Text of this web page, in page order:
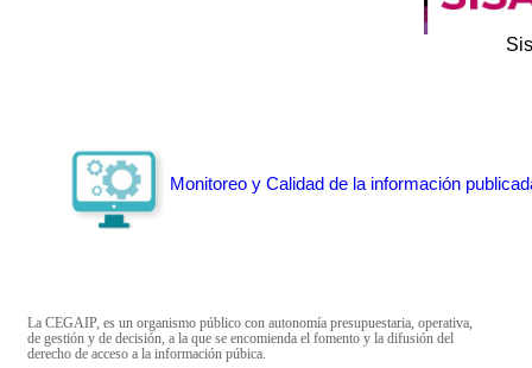
Monitoreo y Calidad de la información
La CEGAIP, es un organismo público con autonomía presupuestaria, operativa,
de gestión y de decisión, a la que se encomienda el fomento y la difusión del
derecho de acceso a la información púbica.